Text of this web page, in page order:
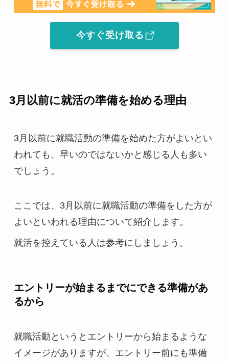
今すぐ受け取る
3月以前に就活の準備を始める理由
3月以前に就職活動の準備を始めた方がよいとい
われても、早いのではないかと感じる人も多い
でしょう。
ここでは、3月以前に就職活動の準備をした方が
よいといわれる理由について紹介します。
就活を控えている人は参考にしましょう。
エントリーが始まるまでにできる準備があ
るから
就職活動というとエントリーから始まるような
イメージがありますが、エントリー前にも準備